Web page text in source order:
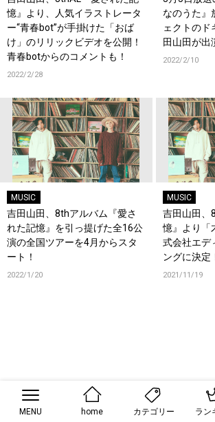
憶』より、人気イラストレータ
ー“青春bot”が手掛けた「おば
け」のリリックビデオを公開！
青春botからのコメントも！
2022/2/28
なのうた』
ェクトのド
田山田が出
2022/2/10
MUSIC
吉田山田、8thアルバム『愛さ
れた記憶』を引っ提げた全16公
演の全国ツアーを4月からスタ
ート！
2022/1/20
MUSIC
吉田山田、
憶』より「
式会社エデ
ングに決定
2021/11/19
MENU home カテゴリー ラン